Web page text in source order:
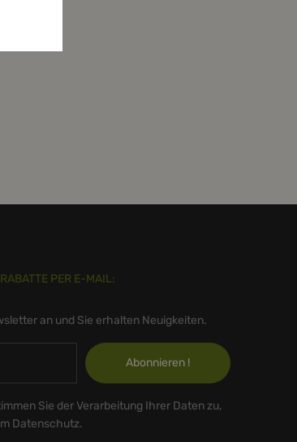
PER E-MAIL:
an und Sie erhalten Neuigkeiten.
Abonnieren !
Sie der Verarbeitung Ihrer Daten zu,
Datenschutz.